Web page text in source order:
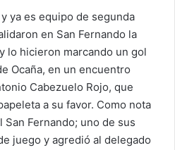
ya es equipo de segunda
en San Fernando la
lo hicieron marcando un gol
Ocaña, en un encuentro
Cabezuelo Rojo, que
a su favor. Como nota
Fernando; uno de sus
juego y agredió al delegado